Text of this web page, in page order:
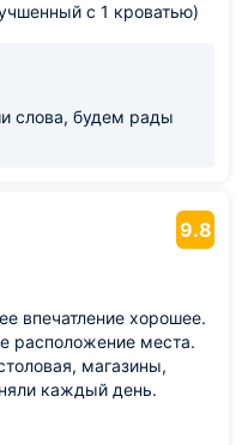
с 1 кроватью)
слова, будем рады
9.8
впечатление хорошее.
расположение места.
магазины,
каждый день.